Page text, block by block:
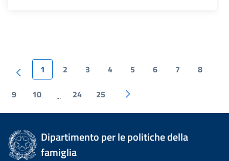
1 2 3 4 5 6 7 8
9 10 ... 24 25
Dipartimento per le politiche della
famiglia